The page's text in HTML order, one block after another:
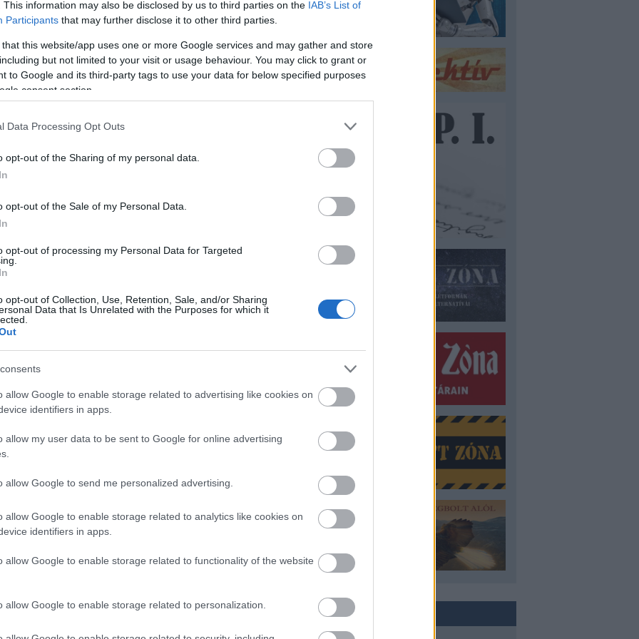
This information may also be disclosed by us to third parties on the IAB’s List of
Participants that may further disclose it to other third parties.
that this website/app uses one or more Google services and may gather and store
but not limited to your visit or usage behaviour. You may click to grant or
to Google and its third-party tags to use your data for below specified purposes
consent section.
Data Processing Opt Outs
opt-out of the Sharing of my personal data.
opt-out of the Sale of my Personal Data.
opt-out of processing my Personal Data for Targeted
opt-out of Collection, Use, Retention, Sale, and/or Sharing
Data that Is Unrelated with the Purposes for which it
allow Google to enable storage related to advertising like cookies on
identifiers in apps.
allow my user data to be sent to Google for online advertising
allow Google to send me personalized advertising.
allow Google to enable storage related to analytics like cookies on
identifiers in apps.
allow Google to enable storage related to functionality of the website
allow Google to enable storage related to personalization.
ahol teljesen érintetlen maradt a fű, és a hó
is vakítóan fehérlettek, azokon az égésnek
is csak a talajhoz közel eső része
épségben maradtak. Érdekes az is, hogy a
földútra egyetlen szikra sem pattant, az ösvény
tűzoltók is megérkeztek a helyszínre, és a tűz
bejárták a kiégett hegytető minden
vagy a tűz keletkezésére utaló anyagot
a tűzgócot és terjedésének irányát sem
álltunk szemben. Csakhogy az alaposabb
hogy ez semmiképpen nem hétköznapi
azt jelöltem meg: vélelmezett egyéb. Magyarán
találgatni tudok” – emlékezett vissza Nagy Attila
csoport parancsnoka. A helyszínt bejáró
azaz máshoz nem hasonlítható szagot, illatot
megállapodni a kiégett terület alakját és
mérések és számítások szerint mintegy öt
terület nagyságát, és hozzávetőlegesen téglalap
ROVATOK